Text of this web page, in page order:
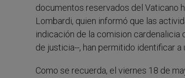
documentos reservados del Vaticano
Lombardi, quien informó que las
indicación de la comision
de justicia--, han permitido identificar
Como se recuerda, el viernes 18 de